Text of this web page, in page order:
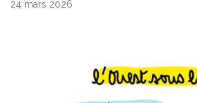
24 mars 2026